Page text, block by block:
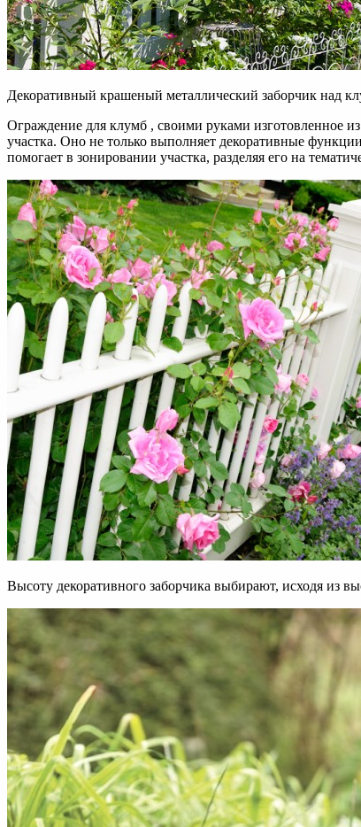
Декоративный крашеный металлический заборчик над
Ограждение для клумб , своими руками изготовленное
участка. Оно не только выполняет декоративные
помогает в зонировании участка, разделяя его на
Высоту декоративного заборчика выбирают, исходя из